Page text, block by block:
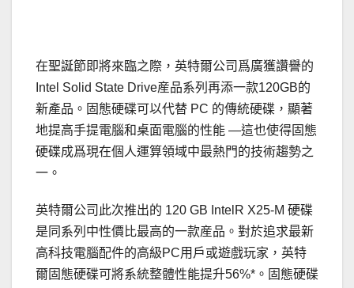
在聖誕節即將來臨之際，英特爾公司爲廣獲讚譽的
Intel Solid State Drive産品系列再添一款120GB的
新產品。固態硬碟可以代替 PC 的傳統硬碟，顯著
地提高手提電腦和桌面電腦的性能 —這也使得固態
硬碟成爲現在個人運算領域中最熱門的技術趨勢之
一。
英特爾公司此次推出的 120 GB IntelR X25-M 硬碟
是同系列中性價比最高的一款産品。對於追求最新
高科技電腦配件的高級PC用戶或遊戲玩家，英特
爾固態硬碟可將系統整體性能提升56%*。固態硬碟